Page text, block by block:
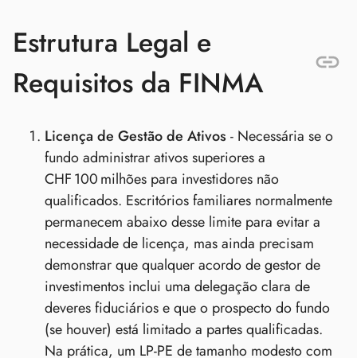
Estrutura Legal e
Requisitos da FINMA
Licença de Gestão de Ativos - Necessária se o
fundo administrar ativos superiores a
CHF 100 milhões para investidores não
qualificados. Escritórios familiares normalmente
permanecem abaixo desse limite para evitar a
necessidade de licença, mas ainda precisam
demonstrar que qualquer acordo de gestor de
investimentos inclui uma delegação clara de
deveres fiduciários e que o prospecto do fundo
(se houver) está limitado a partes qualificadas.
Na prática, um LP‑PE de tamanho modesto com